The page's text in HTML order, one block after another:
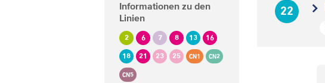
Informationen zu den
Linien
2 6 7 8 13 16
18 21 23 25 CN1 CN2
CN5
22